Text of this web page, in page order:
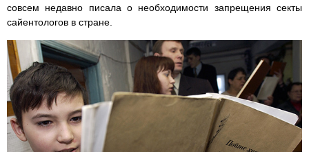
совсем недавно писала о необходимости запрещения секты
сайентологов в стране.